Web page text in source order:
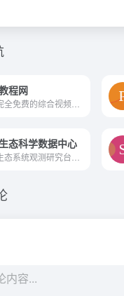
程网
态科学数据中心